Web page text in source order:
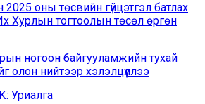
оны төсвийн гүйцэтгэл батлах
Хурлын тогтоолын төсөл өргөн
ногоон байгууламжийн тухай
олон нийтээр хэлэлцүүллээ
Уриалга